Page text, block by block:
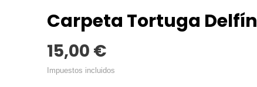
Carpeta Tortuga Delfín
15,00 €
Impuestos incluidos